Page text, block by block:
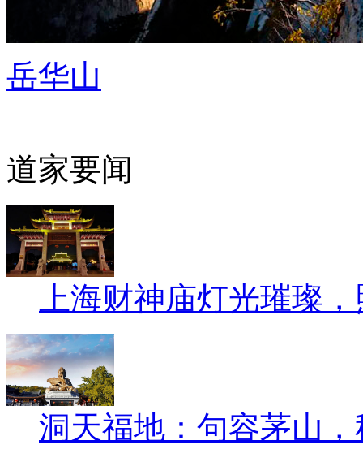
岳华山
道家要闻
上海财神庙灯光璀璨
洞天福地：句容茅山